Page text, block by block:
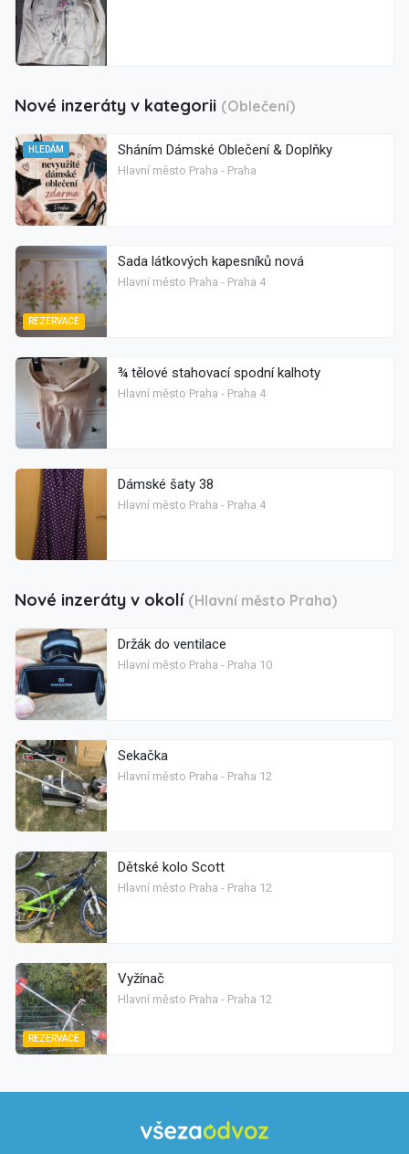
Nové inzeráty v kategorii (Oblečení)
HLEDÁM Sháním Dámské Oblečení & Doplňky
Hlavní město Praha - Praha
REZERVACE
Sada látkových kapesníků nová
Hlavní město Praha - Praha 4
¾ tělové stahovací spodní kalhoty
Hlavní město Praha - Praha 4
Dámské šaty 38
Hlavní město Praha - Praha 4
Nové inzeráty v okolí (Hlavní město Praha)
Držák do ventilace
Hlavní město Praha - Praha 10
Sekačka
Hlavní město Praha - Praha 12
Dětské kolo Scott
Hlavní město Praha - Praha 12
REZERVACE
Vyžínač
Hlavní město Praha - Praha 12